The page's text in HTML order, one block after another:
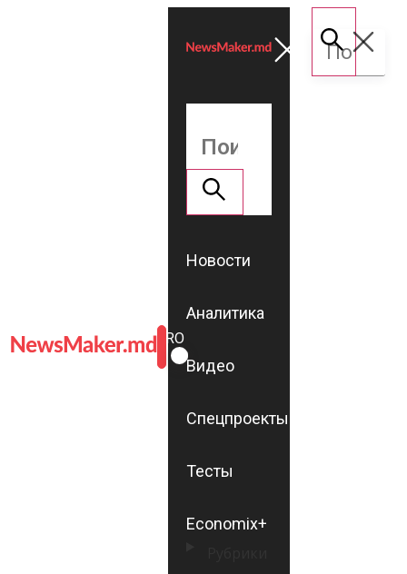
ROMÂNĂ
RU
Новости
Аналитика
Видео
Спецпроекты
Тесты
Economix+